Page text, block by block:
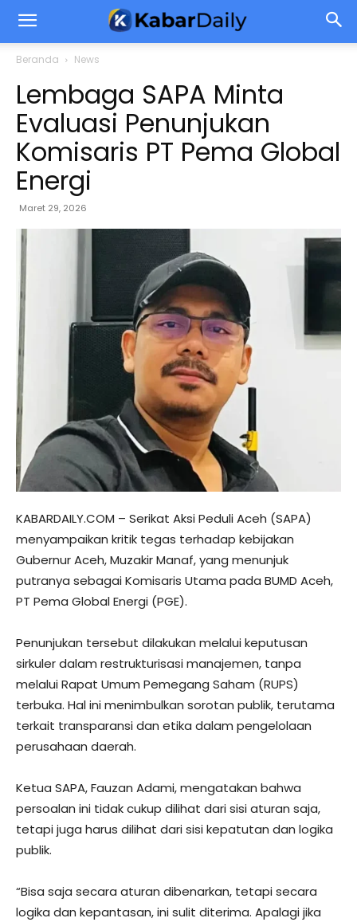
Beranda News
Lembaga SAPA Minta
Evaluasi Penunjukan
Komisaris PT Pema Global
Energi
Maret 29, 2026
KABARDAILY.COM – Serikat Aksi Peduli Aceh (SAPA)
menyampaikan kritik tegas terhadap kebijakan
Gubernur Aceh, Muzakir Manaf, yang menunjuk
putranya sebagai Komisaris Utama pada BUMD Aceh,
PT Pema Global Energi (PGE).
Penunjukan tersebut dilakukan melalui keputusan
sirkuler dalam restrukturisasi manajemen, tanpa
melalui Rapat Umum Pemegang Saham (RUPS)
terbuka. Hal ini menimbulkan sorotan publik, terutama
terkait transparansi dan etika dalam pengelolaan
perusahaan daerah.
Ketua SAPA, Fauzan Adami, mengatakan bahwa
persoalan ini tidak cukup dilihat dari sisi aturan saja,
tetapi juga harus dilihat dari sisi kepatutan dan logika
publik.
“Bisa saja secara aturan dibenarkan, tetapi secara
logika dan kepantasan, ini sulit diterima. Apalagi jika